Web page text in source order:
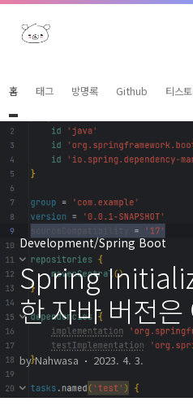
본문 바로가기
홈 태그 방명록 Github 티스
Development/Spring Boot
Spring
한 자바 버전
까?
by Nahwasa 2023. 4. 3.